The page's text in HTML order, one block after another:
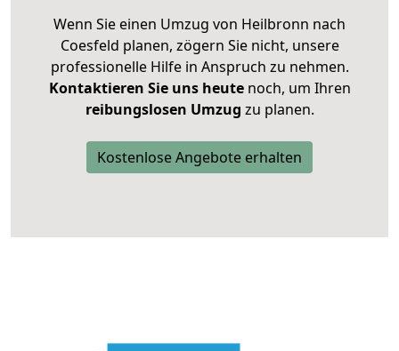
Wenn Sie einen Umzug von Heilbronn nach
Coesfeld planen, zögern Sie nicht, unsere
professionelle Hilfe in Anspruch zu nehmen.
Kontaktieren Sie uns heutenoch, um Ihren
reibungslosen Umzug zu planen.
Kostenlose Angebote erhalten